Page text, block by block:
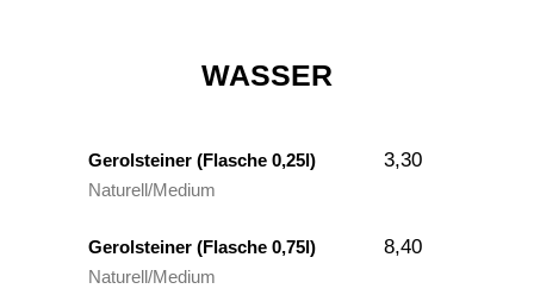
WASSER
Gerolsteiner (Flasche 0,25l) 3,30
Naturell/Medium
Gerolsteiner (Flasche 0,75l) 8,40
Naturell/Medium